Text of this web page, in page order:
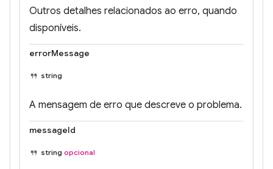
Outros detalhes relacionados ao erro, quando
disponíveis.
errorMessage
string
A mensagem de erro que descreve o problema.
messageId
string opcional